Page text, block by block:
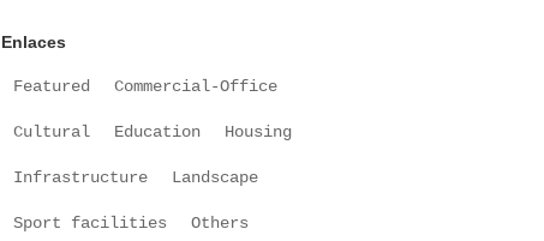
Enlaces
Featured Commercial-Office
Cultural Education Housing
Infrastructure Landscape
Sport facilities Others